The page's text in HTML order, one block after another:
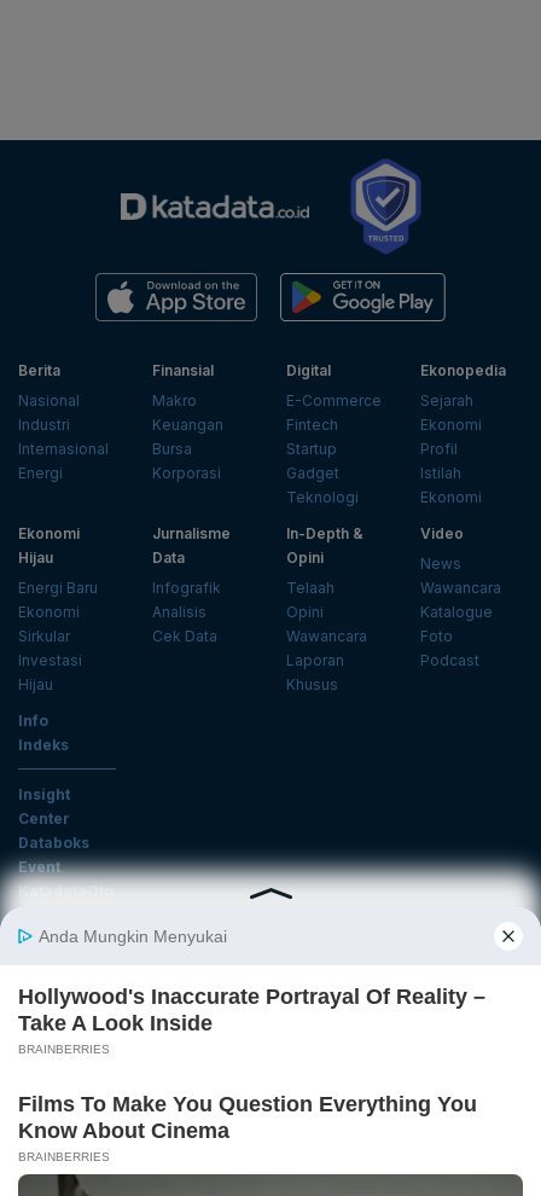
Berita
Nasional
Industri
Internasional
Energi
Finansial
Makro
Keuangan
Bursa
Korporasi
Digital
E-Commerce
Fintech
Startup
Gadget
Teknologi
Ekonopedia
Sejarah
Ekonomi
Profil
Istilah
Ekonomi
Ekonomi
Hijau
Energi Baru
Ekonomi
Sirkular
Investasi
Hijau
Jurnalisme
Data
Infografik
Analisis
Cek Data
In-Depth &
Opini
Telaah
Opini
Wawancara
Laporan
Khusus
Video
News
Wawancara
Katalogue
Foto
Podcast
Info
Indeks
Insight
Center
Databoks
Event
KatadataOto
Email
Daftar
Tentang Katadata